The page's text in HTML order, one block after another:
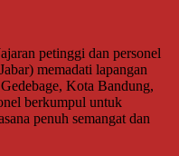
petinggi dan personel
memadati lapangan
Kota Bandung,
berkumpul untuk
penuh semangat dan